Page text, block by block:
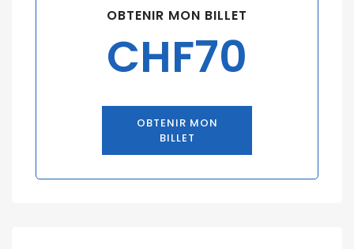
OBTENIR MON BILLET
CHF70
OBTENIR MON
BILLET